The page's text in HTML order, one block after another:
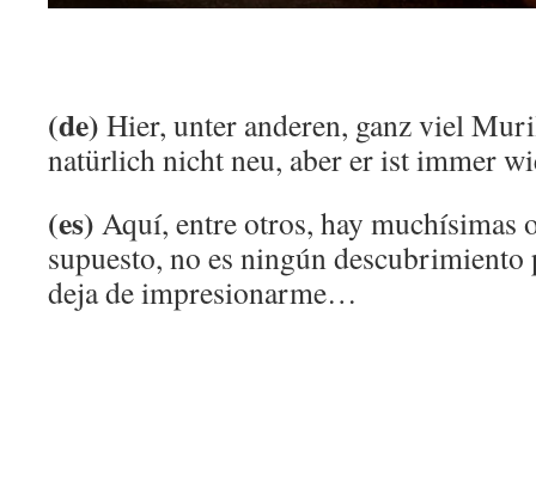
(de) Hier, unter anderen, ganz viel
natürlich nicht neu, aber er ist immer
(es) Aquí, entre otros, hay muchísimas
supuesto, no es ningún
deja de impresionarme…